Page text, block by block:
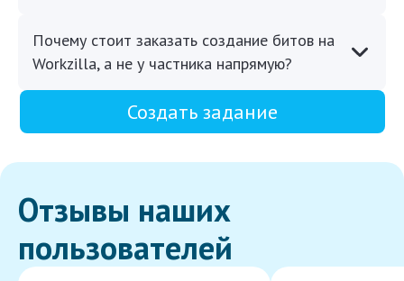
Почему стоит заказать создание битов на
Workzilla, а не у частника напрямую?
Создать задание
Отзывы наших
пользователей